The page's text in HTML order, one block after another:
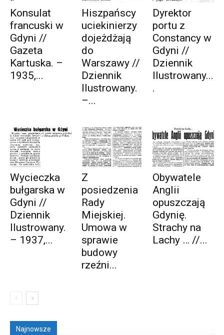
Konsulat
francuski w
Gdyni //
Gazeta
Kartuska. –
1935,...
Hiszpańscy
uciekinierzy
dojeżdżają
do
Warszawy //
Dziennik
Ilustrowany.
–...
Dyrektor
portu z
Constancy w
Gdyni //
Dziennik
Ilustrowany...
.
Wycieczka
bułgarska w
Gdyni //
Dziennik
Ilustrowany.
– 1937,...
Z
posiedzenia
Rady
Miejskiej.
Umowa w
sprawie
budowy
rzeźni...
Obywatele
Anglii
opuszczają
Gdynię.
Strachy na
Lachy … //...
Najnowsze